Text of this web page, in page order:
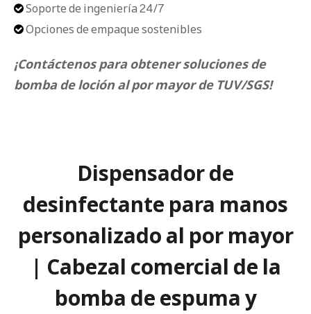
Soporte de ingeniería 24/7
Opciones de empaque sostenibles
¡Contáctenos para obtener soluciones de
bomba de loción al por mayor de TUV/SGS!
Dispensador de
desinfectante para manos
personalizado al por mayor
| Cabezal comercial de la
bomba de espuma y